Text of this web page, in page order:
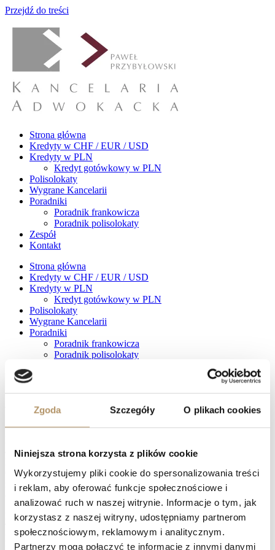
Zgoda Szczegóły O plikach cookies
Niniejsza strona korzysta z plików cookie
Wykorzystujemy pliki cookie do spersonalizowania treści
i reklam, aby oferować funkcje społecznościowe i
analizować ruch w naszej witrynie. Informacje o tym, jak
korzystasz z naszej witryny, udostępniamy partnerom
społecznościowym, reklamowym i analitycznym.
Partnerzy mogą połączyć te informacje z innymi danymi
Przejdź do treści
Strona główna
Kredyty w CHF / EUR / USD
Kredyty w PLN
Kredyt gotówkowy w PLN
Polisolokaty
Wygrane Kancelarii
Poradniki
Poradnik frankowicza
Poradnik polisolokaty
Zespół
Kontakt
Strona główna
Kredyty w CHF / EUR / USD
Kredyty w PLN
Kredyt gotówkowy w PLN
Polisolokaty
Wygrane Kancelarii
Poradniki
Poradnik frankowicza
Poradnik polisolokaty
Kontakt
Apelacja Banku oddalona
Sąd Apelacyjny w Gdańsku V Wydział Cywilny, referent SSA
426/23), na rozprawie oddalił apelację pozwanego Raiffeisen Bank
International AG w Wiedniu od wyroku Sądu Okręgowego w
Gdańsku z dnia 19.09.2022 r., sygn. akt: I C 334/20; zasądził na
rzecz powoda kwotę 8.100 zł z ustawowymi odsetkami za
opóźnienie.
Facebook
Twitter
LinkedIn